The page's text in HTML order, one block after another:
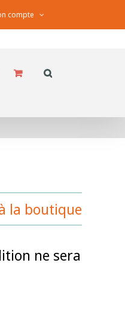
compte
la boutique
ne sera